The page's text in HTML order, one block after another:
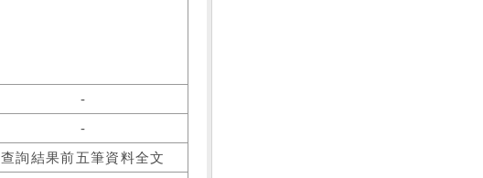
-
-
查詢結果前五筆資料全文